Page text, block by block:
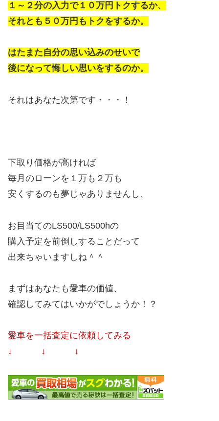
１～２分の入力で１０万円トクするか、
それとも５０万円もトクをするか。
はたまた自分の思い込みのせいで
後になって悔しい思いをするのか。
それはあなた次第です・・・！
下取り価格が高ければ
毎月のローンを１万も２万も
安くするのも夢じゃありませんし、
お目当てのLS500/LS500hの
購入予定を前倒しすることだって
出来ちゃいますしね＾＾
まずはあなたも愛車の価値、
確認してみてはいかがでしょうか！？
愛車を一括査定に依頼してみる
↓ ↓ ↓